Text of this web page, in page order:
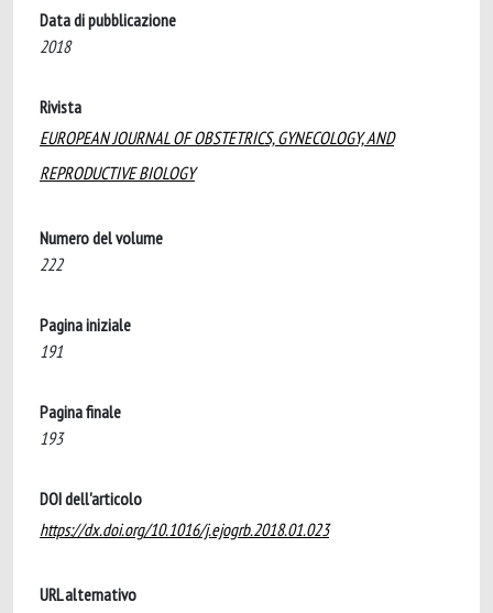
Data di pubblicazione
2018
Rivista
EUROPEAN JOURNAL OF OBSTETRICS, GYNECOLOGY, AND
REPRODUCTIVE BIOLOGY
Numero del volume
222
Pagina iniziale
191
Pagina finale
193
DOI dell'articolo
https://dx.doi.org/10.1016/j.ejogrb.2018.01.023
URL alternativo